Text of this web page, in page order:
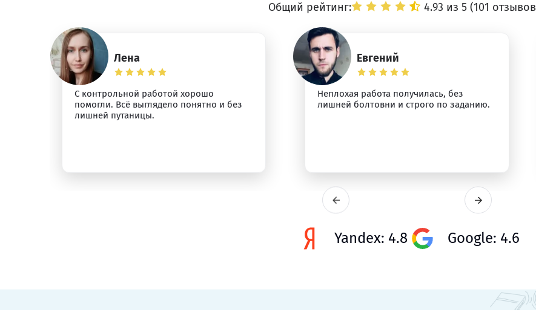
Общий рейтинг:
4.93 из 5 (101 отзывов
Лена
С контрольной работой хорошо
помогли. Всё выглядело понятно и без
лишней путаницы.
Евгений
Неплохая работа получилась, без
лишней болтовни и строго по заданию.
Yandex: 4.8 Google: 4.6